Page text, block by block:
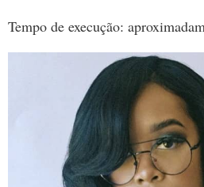
Tempo de execução: